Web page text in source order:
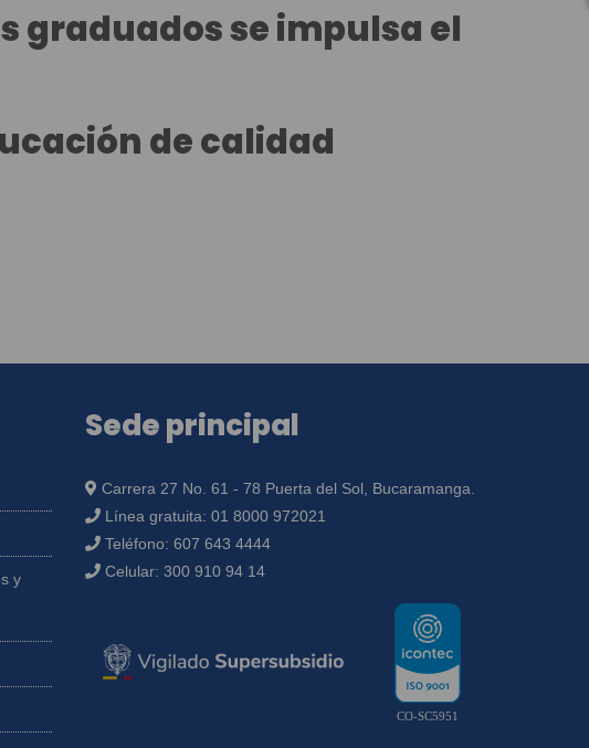
graduados se impulsa el
de calidad
y
Sede principal
Carrera 27 No. 61 - 78 Puerta del Sol, Bucaramanga.
Línea gratuita: 01 8000 972021
Teléfono: 607 643 4444
Celular: 300 910 94 14
CO-SC5951